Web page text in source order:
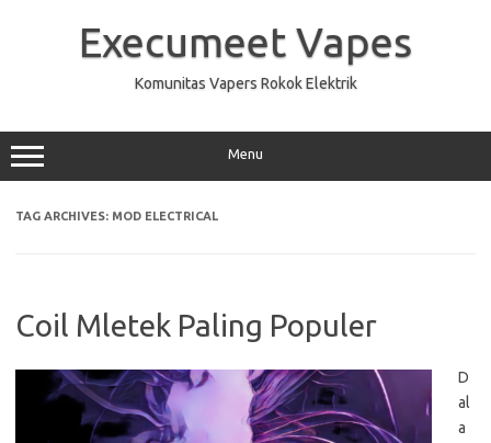
Execumeet Vapes
Komunitas Vapers Rokok Elektrik
Menu
TAG ARCHIVES: MOD ELECTRICAL
Coil Mletek Paling Populer
D
al
a